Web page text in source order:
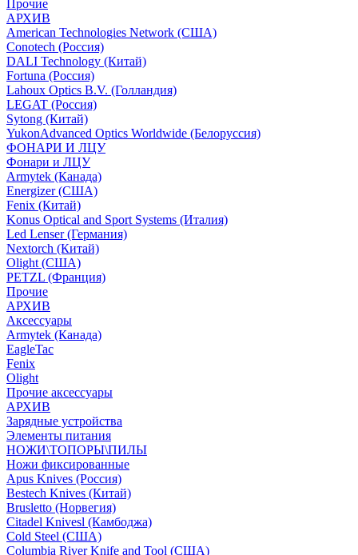
Прочие
АРХИВ
American Technologies Network (США)
Conotech (Россия)
DALI Technology (Китай)
Fortuna (Россия)
Lahoux Optics B.V. (Голландия)
LEGAT (Россия)
Sytong (Китай)
YukonAdvanced Optics Worldwide (Белоруссия)
ФОНАРИ И ЛЦУ
Фонари и ЛЦУ
Armytek (Канада)
Energizer (США)
Fenix (Китай)
Konus Optical and Sport Systems (Италия)
Led Lenser (Германия)
Nextorch (Китай)
Olight (США)
PETZL (Франция)
Прочие
АРХИВ
Аксессуары
Armytek (Канада)
EagleTac
Fenix
Olight
Прочие аксессуары
АРХИВ
Зарядные устройства
Элементы питания
НОЖИ\ТОПОРЫ\ПИЛЫ
Ножи фиксированные
Apus Knives (Россия)
Bestech Knives (Китай)
Brusletto (Норвегия)
Citadel Knivesl (Камбоджа)
Cold Steel (США)
Columbia River Knife and Tool (США)